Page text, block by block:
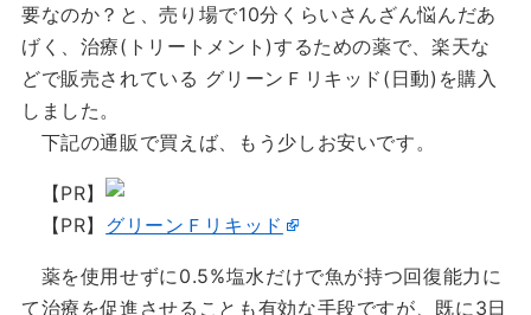
要なのか？と、売り場で10分くらいさんざん悩んだあ
げく、治療(トリートメント)するための薬で、楽天な
どで販売されている グリーンＦリキッド(日動)を購入
しました。
下記の通販で買えば、もう少しお安いです。
【PR】
【PR】 グリーンＦリキッド
薬を使用せずに0.5%塩水だけで魚が持つ回復能力に
て治療を促進させることも有効な手段ですが、既に3日